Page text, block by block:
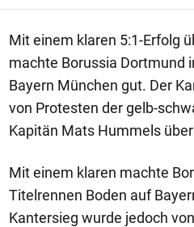
Mit einem klaren 5:1-Erfolg
machte Borussia Dortmund
Bayern München gut. Der
von Protesten der gelb-
Kapitän Mats Hummels
Mit einem klaren machte
Titelrennen Boden auf
Kantersieg wurde jedoch